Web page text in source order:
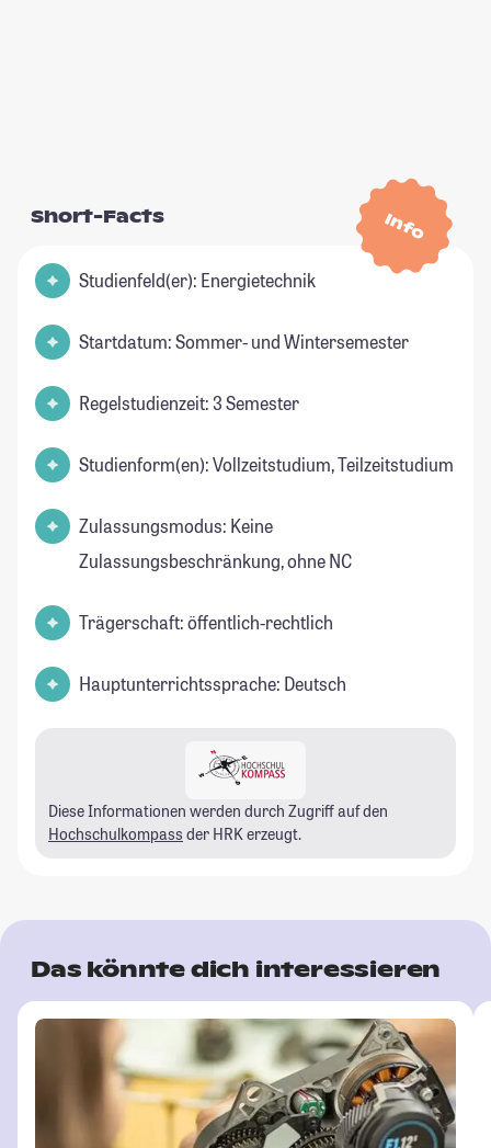
Info
Short-Facts
Studienfeld(er): Energietechnik
Startdatum: Sommer- und Wintersemester
Regelstudienzeit: 3 Semester
Studienform(en): Vollzeitstudium, Teilzeitstudium
Zulassungsmodus: Keine
Zulassungsbeschränkung, ohne NC
Trägerschaft: öffentlich-rechtlich
Hauptunterrichtssprache: Deutsch
Diese Informationen werden durch Zugriff auf den
Hochschulkompass der HRK erzeugt.
Das könnte dich interessieren